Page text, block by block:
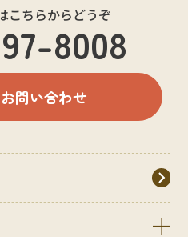
こちらからどうぞ
8008
問い合わせ